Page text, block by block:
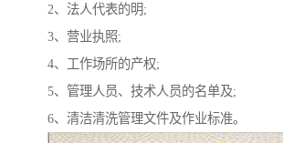
2、法人代表的明;
3、营业执照;
4、工作场所的产权;
5、管理人员、技术人员的名单及;
6、清洁清洗管理文件及作业标准。